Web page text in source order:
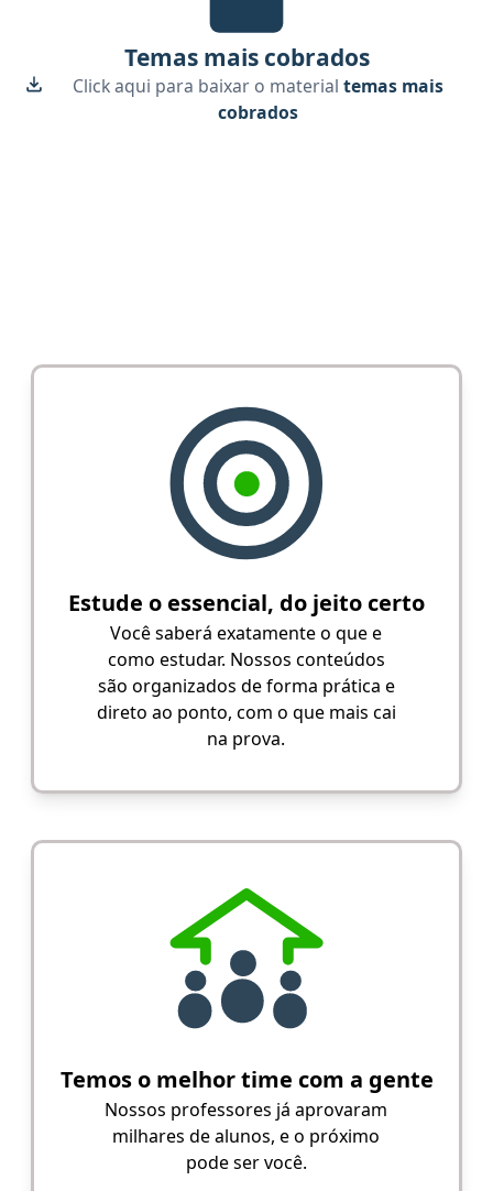
Temas mais cobrados
Click aqui para baixar o material temas mais
cobrados
Estude o essencial, do jeito certo
Você saberá exatamente o que e
como estudar. Nossos conteúdos
são organizados de forma prática e
direto ao ponto, com o que mais cai
na prova.
Temos o melhor time com a gente
Nossos professores já aprovaram
milhares de alunos, e o próximo
pode ser você.